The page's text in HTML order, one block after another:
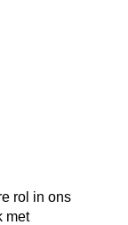
rol in ons
met